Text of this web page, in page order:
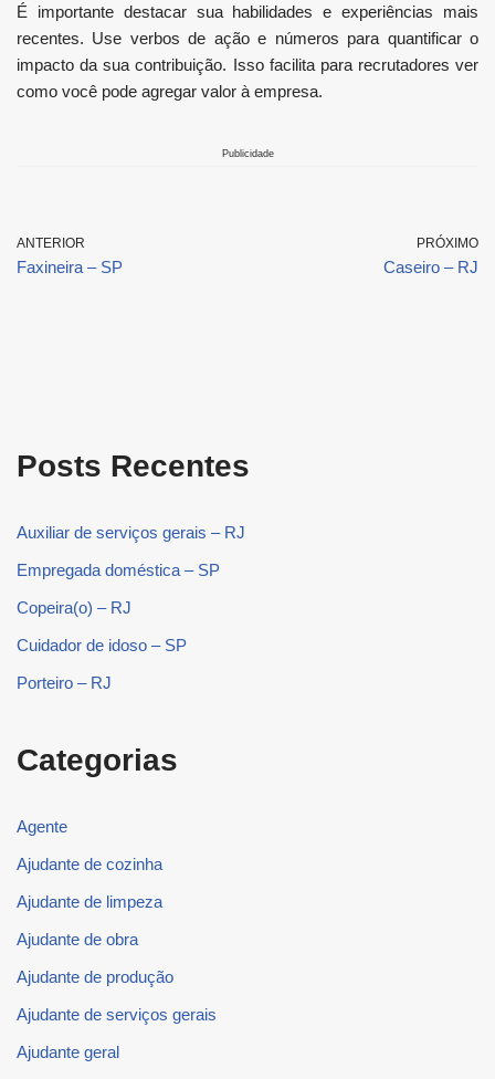
É importante destacar sua habilidades e experiências mais
recentes. Use verbos de ação e números para quantificar o
impacto da sua contribuição. Isso facilita para recrutadores ver
como você pode agregar valor à empresa.
Publicidade
ANTERIOR
Faxineira – SP
PRÓXIMO
Caseiro – RJ
Posts Recentes
Auxiliar de serviços gerais – RJ
Empregada doméstica – SP
Copeira(o) – RJ
Cuidador de idoso – SP
Porteiro – RJ
Categorias
Agente
Ajudante de cozinha
Ajudante de limpeza
Ajudante de obra
Ajudante de produção
Ajudante de serviços gerais
Ajudante geral